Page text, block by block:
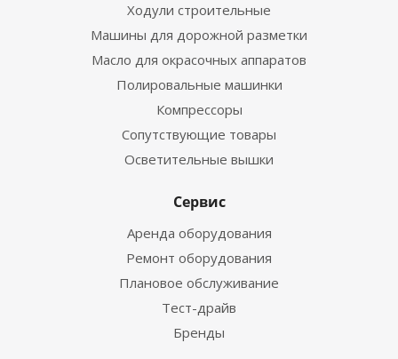
Ходули строительные
Машины для дорожной разметки
Масло для окрасочных аппаратов
Полировальные машинки
Компрессоры
Сопутствующие товары
Осветительные вышки
Сервис
Аренда оборудования
Ремонт оборудования
Плановое обслуживание
Тест-драйв
Бренды